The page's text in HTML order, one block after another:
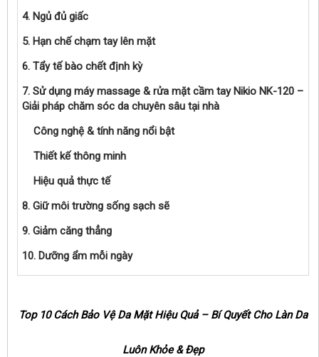
4. Ngủ đủ giấc
5. Hạn chế chạm tay lên mặt
6. Tẩy tế bào chết định kỳ
7. Sử dụng máy massage & rửa mặt cầm tay Nikio NK-120 –
Giải pháp chăm sóc da chuyên sâu tại nhà
Công nghệ & tính năng nổi bật
Thiết kế thông minh
Hiệu quả thực tế
8. Giữ môi trường sống sạch sẽ
9. Giảm căng thẳng
10. Dưỡng ẩm mỗi ngày
Top 10 Cách Bảo Vệ Da Mặt Hiệu Quả – Bí Quyết Cho Làn Da
Luôn Khỏe & Đẹp